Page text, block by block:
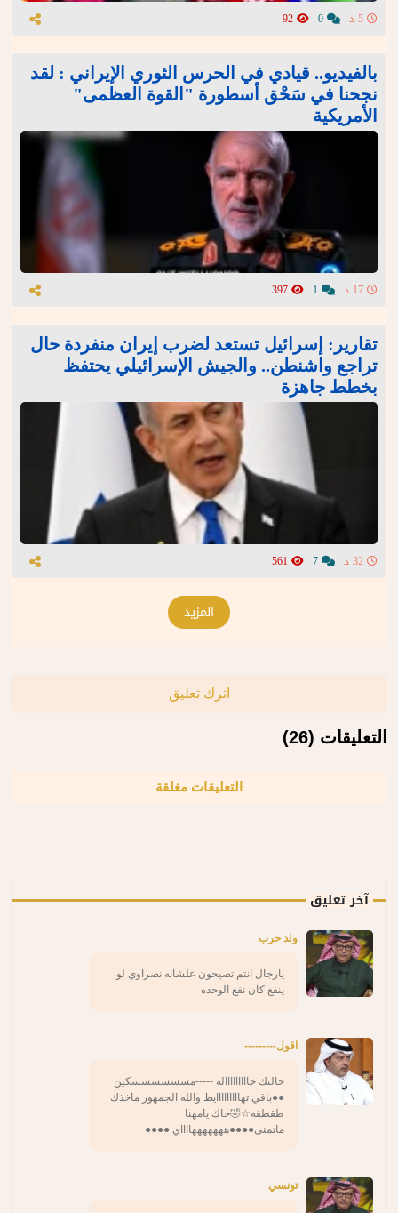
بالفيديو.. قيادي في الحرس الثوري الإيراني : لقد
نجحنا في سَحْق أسطورة "القوة العظمى"
الأمريكية
تقارير: إسرائيل تستعد لضرب إيران منفردة حال
تراجع واشنطن.. والجيش الإسرائيلي يحتفظ
بخطط جاهزة
المزيد
اترك تعليق
التعليقات (26)
التعليقات مغلقة
آخر تعليق
ولد حرب
يارجال انتم تصيحون علشانه نصراوي لو
ينفع كان نفع الوحده
اقول---------
حالتك حاااااااااله -----مسسسسسسكين
●●باقي تهااااااااايط والله الجمهور ماخذك
طقطقه☆🤣جاك يامهنا
ماتمنى●●●●هههههههااااي ●●●●
تونسي